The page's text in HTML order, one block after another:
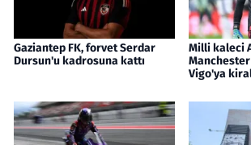
Gaziantep FK, forvet Serdar
Dursun'u kadrosuna kattı
Milli kaleci
Vigo'ya